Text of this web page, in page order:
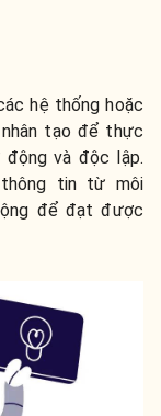
hệ thống hoặc
tạo để thực
và độc lập.
tin từ môi
để đạt được